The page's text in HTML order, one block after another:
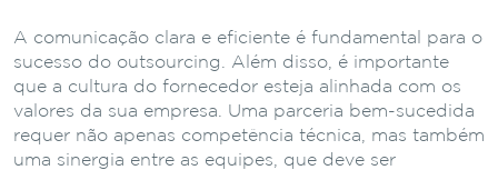
A comunicação clara e eficiente é fundamental para o
sucesso do outsourcing. Além disso, é importante
que a cultura do fornecedor esteja alinhada com os
valores da sua empresa. Uma parceria bem-sucedida
requer não apenas competência técnica, mas também
uma sinergia entre as equipes, que deve ser